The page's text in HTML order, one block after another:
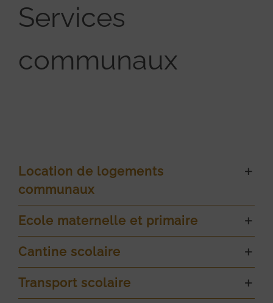
Services
communaux
Location de logements
communaux
Ecole maternelle et primaire
Cantine scolaire
Transport scolaire